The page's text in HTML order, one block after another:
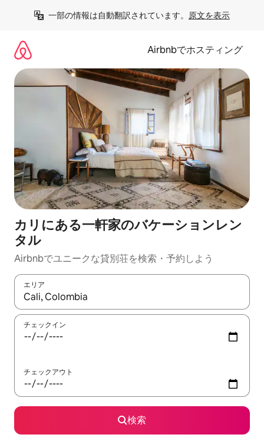
一部の情報は自動翻訳されています。 原文を表示
Airbnbでホスティング
カリにある一軒家のバケーションレン
タル
Airbnbでユニークな貸別荘を検索・予約しよう
エリア
検索結果が表示されたら、上下の矢印キーを使って移動するか
チェックイン
チェックアウト
検索